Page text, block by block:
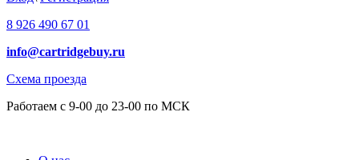
8 926 490 67 01
info@cartridgebuy.ru
Схема проезда
Работаем с 9-00 до 23-00 по МСК